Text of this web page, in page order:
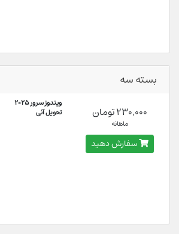
بسته سه
ویندوز سرور 2025
تحویل آنی
230,000 تومان
ماهانه
سفارش دهید